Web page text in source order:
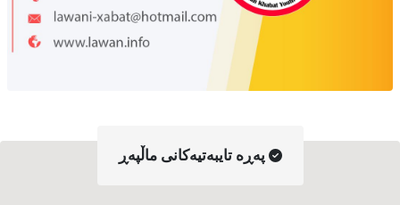
په‌ڕه‌ تایبه‌تیه‌کانی ماڵپه‌ڕ